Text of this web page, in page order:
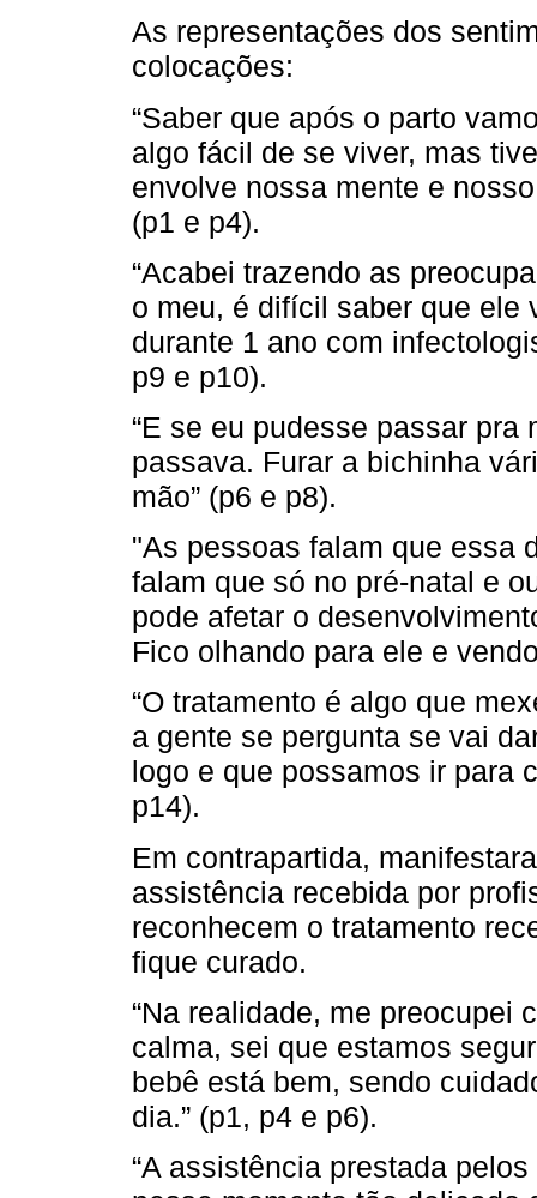
As representações dos
colocações:
“Saber que após o parto
algo fácil de se viver, mas
envolve nossa mente e
(p1 e p4).
“Acabei trazendo as
o meu, é difícil saber que ele
durante 1 ano com
p9 e p10).
“E se eu pudesse passar
passava. Furar a bichinha
mão” (p6 e p8).
"As pessoas falam que essa
falam que só no pré-natal e
pode afetar o
Fico olhando para ele e
“O tratamento é algo que
a gente se pergunta se vai
logo e que possamos ir para
p14).
Em contrapartida,
assistência recebida por
reconhecem o tratamento
fique curado.
“Na realidade, me preocupei
calma, sei que estamos
bebê está bem, sendo
dia.” (p1, p4 e p6).
“A assistência prestada